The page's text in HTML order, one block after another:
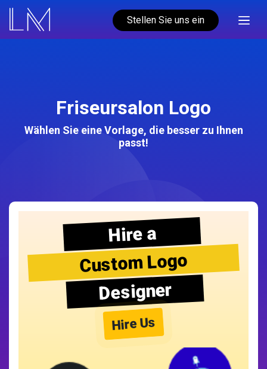
Stellen Sie uns ein
Friseursalon Logo
Wählen Sie eine Vorlage, die besser zu Ihnen
passt!
Hire a
Custom Logo
Designer
Hire Us